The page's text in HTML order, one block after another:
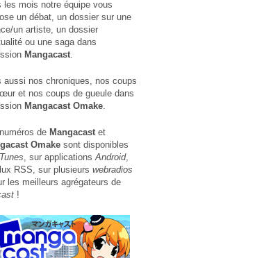
les mois notre équipe vous
un débat, un dossier sur une
un artiste, un dossier
ou une saga dans
Mangacast.
aussi nos chroniques, nos coups
et nos coups de gueule dans
Mangacast Omake.
de Mangacastet
Omake sont disponibles
, sur applicationsAndroid,
RSS, sur plusieurs webradios
les meilleurs agrégateurs de
!